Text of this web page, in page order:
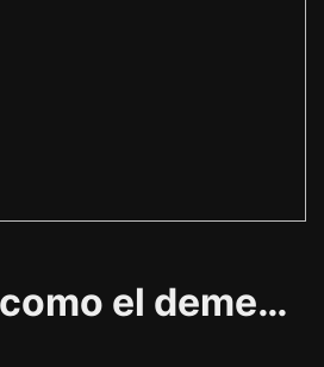
sin mente como el demente,no me...